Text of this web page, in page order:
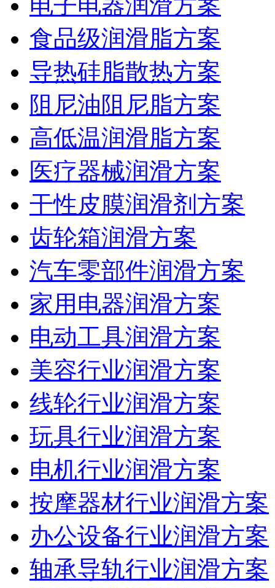
电子电器润滑方案
食品级润滑脂方案
导热硅脂散热方案
阻尼油阻尼脂方案
高低温润滑脂方案
医疗器械润滑方案
干性皮膜润滑剂方案
齿轮箱润滑方案
汽车零部件润滑方案
家用电器润滑方案
电动工具润滑方案
美容行业润滑方案
线轮行业润滑方案
玩具行业润滑方案
电机行业润滑方案
按摩器材行业润滑方案
办公设备行业润滑方案
轴承导轨行业润滑方案